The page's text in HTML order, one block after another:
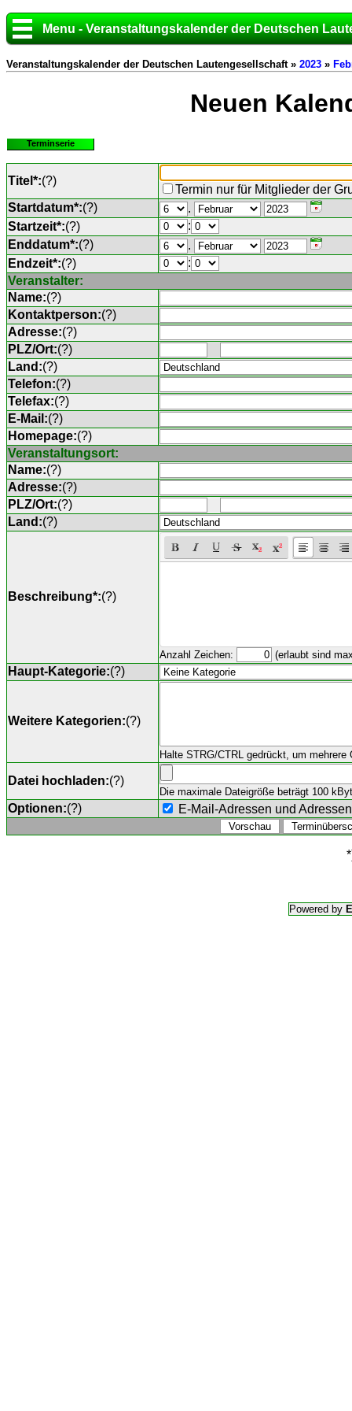
Menu - Veranstaltungskalender der Deutschen
Veranstaltungskalender der Deutschen Lautengesellschaft » 2023 »
Neuen
Terminserie
Titel*:(?)
Termin nur für Mitglieder der
Startdatum*:(?)
.
Startzeit*:(?)
:
Enddatum*:(?)
.
Endzeit*:(?)
:
Veranstalter:
Name:(?)
Kontaktperson:(?)
Adresse:(?)
PLZ/Ort:(?)
Land:(?)
Telefon:(?)
Telefax:(?)
E-Mail:(?)
Homepage:(?)
Veranstaltungsort:
Name:(?)
Adresse:(?)
PLZ/Ort:(?)
Land:(?)
Beschreibung*:(?)
Anzahl Zeichen: (erlaubt sind
Haupt-Kategorie:(?)
Weitere Kategorien:(?)
Halte STRG/CTRL gedrückt, um mehrere
Datei hochladen:(?)
Die maximale Dateigröße beträgt 100
Optionen:(?) E-Mail-Adressen und
Powered by